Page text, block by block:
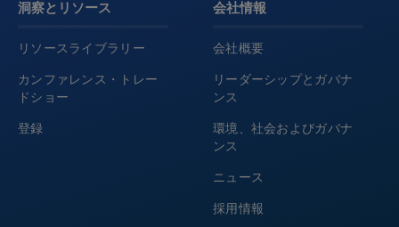
洞察とリソース
リソースライブラリー
カンファレンス・トレー
ドショー
登録
会社情報
会社概要
リーダーシップとガバナ
ンス
環境、社会およびガバナ
ンス
ニュース
採用情報